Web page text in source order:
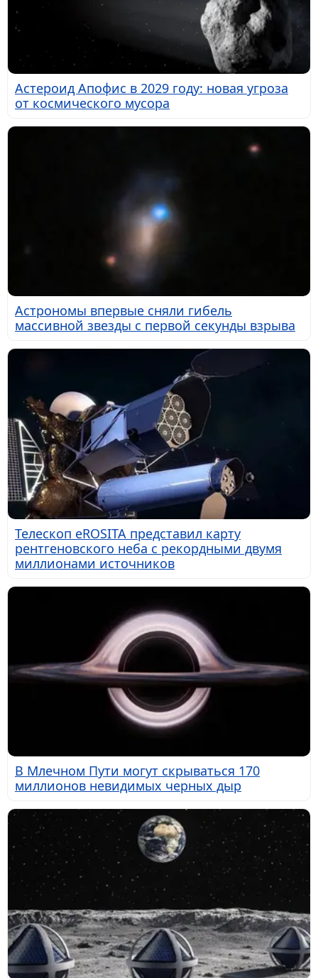
Астероид Апофис в 2029 году: новая угроза
от космического мусора
Астрономы впервые сняли гибель
массивной звезды с первой секунды взрыва
Телескоп eROSITA представил карту
рентгеновского неба с рекордными двумя
миллионами источников
В Млечном Пути могут скрываться 170
миллионов невидимых черных дыр